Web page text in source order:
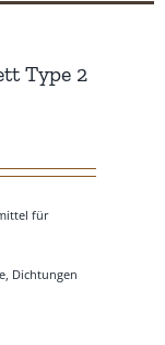
Type 2
für
Dichtungen